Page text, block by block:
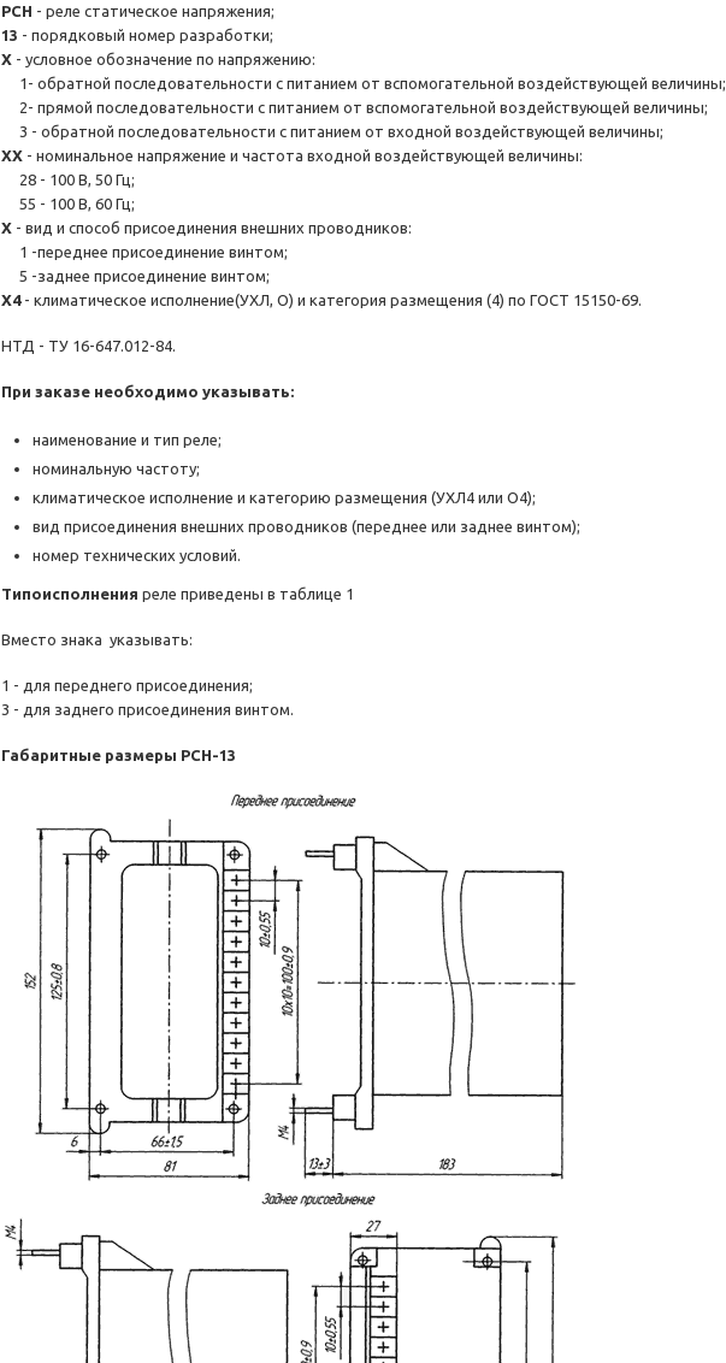
РСН - реле статическое напряжения;
13 - порядковый номер разработки;
Х - условное обозначение по напряжению:
1- обратной последовательности с питанием от вспомогательной воздействующей величины;
2- прямой последовательности с питанием от вспомогательной воздействующей величины;
3 - обратной последовательности с питанием от входной воздействующей величины;
ХХ - номинальное напряжение и частота входной воздействующей величины:
28 - 100 В, 50 Гц;
55 - 100 В, 60 Гц;
Х - вид и способ присоединения внешних проводников:
1 -переднее присоединение винтом;
5 -заднее присоединение винтом;
Х4- климатическое исполнение(УХЛ, О) и категория размещения (4) по ГОСТ 15150-69.
НТД - ТУ 16-647.012-84.
При заказе необходимо указывать:
наименование и тип реле;
номинальную частоту;
климатическое исполнение и категорию размещения (УХЛ4 или О4);
вид присоединения внешних проводников (переднее или заднее винтом);
номер технических условий.
Типоисполнения реле приведены в таблице 1
Вместо знака  указывать:
1 - для переднего присоединения;
3 - для заднего присоединения винтом.
Габаритные размеры РСН-13